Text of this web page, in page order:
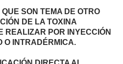
SON TEMA DE OTRO
DE LA TOXINA
REALIZAR POR INYECCIÓN
O INTRADÉRMICA.